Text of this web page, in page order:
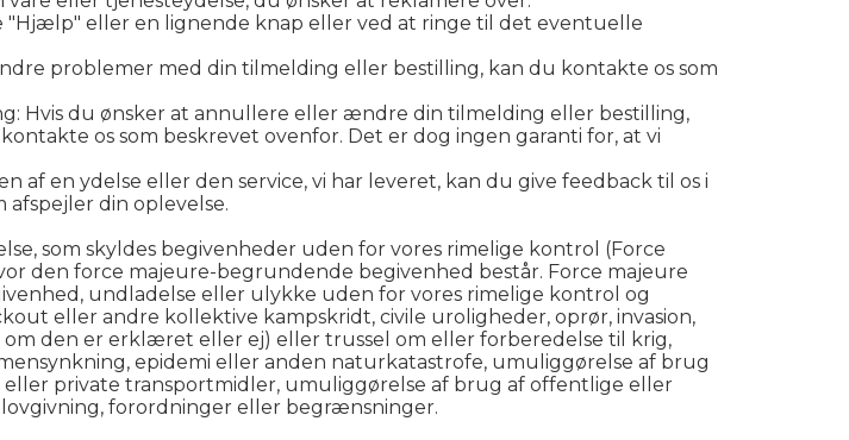
eller en lignende knap eller ved at ringe til det eventuelle
problemer med din tilmelding eller bestilling, kan du kontakte os som
Hvis du ønsker at annullere eller ændre din tilmelding eller bestilling,
os som beskrevet ovenfor. Det er dog ingen garanti for, at vi
af en ydelse eller den service, vi har leveret, kan du give feedback til os i
din oplevelse.
som skyldes begivenheder uden for vores rimelige kontrol (Force
den force majeure-begrundende begivenhed består. Force majeure
undladelse eller ulykke uden for vores rimelige kontrol og
eller andre kollektive kampskridt, civile uroligheder, oprør, invasion,
den er erklæret eller ej) eller trussel om eller forberedelse til krig,
epidemi eller anden naturkatastrofe, umuliggørelse af brug
private transportmidler, umuliggørelse af brug af offentlige eller
forordninger eller begrænsninger.